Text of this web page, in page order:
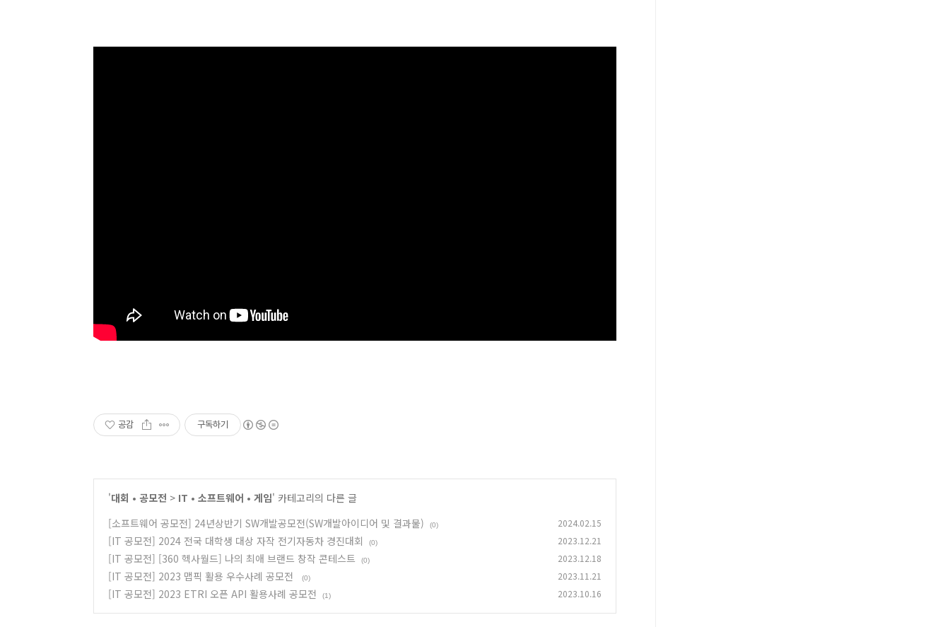
공감 구독하기
'대회 • 공모전 > IT • 소프트웨어 • 게임' 카테고리의 다른 글
[소프트웨어 공모전] 24년상반기 SW개발공모전(SW개발아이디어 및 결과물)
(0) 2024.02.15
[IT 공모전] 2024 전국 대학생 대상 자작 전기자동차 경진대회 (0) 2023.12.21
[IT 공모전] [360 헥사월드] 나의 최애 브랜드 창작 콘테스트 (0) 2023.12.18
[IT 공모전] 2023 맵픽 활용 우수사례 공모전 (0) 2023.11.21
[IT 공모전] 2023 ETRI 오픈 API 활용사례 공모전 (1) 2023.10.16